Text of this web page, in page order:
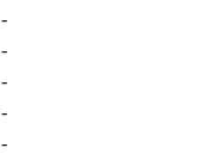
-
-
-
-
-